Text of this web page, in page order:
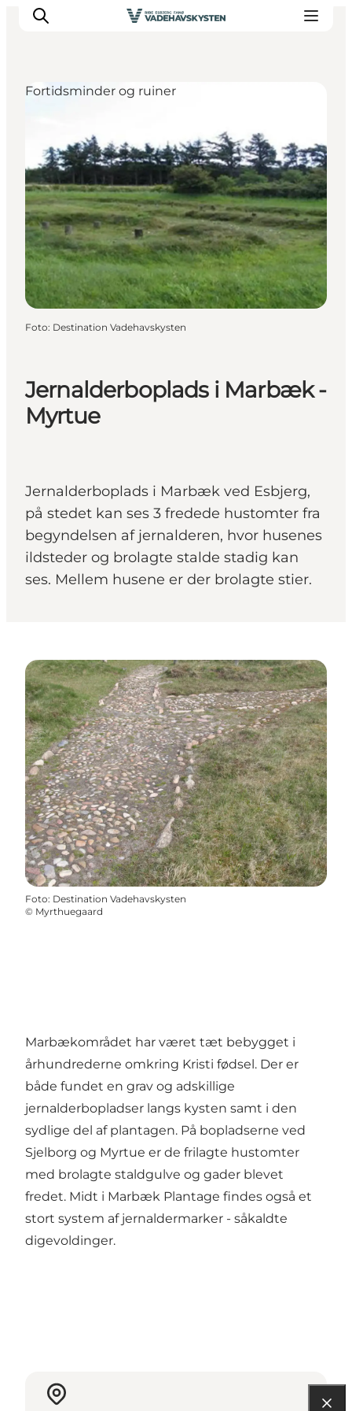
Oplev Ribe
Oplev Esbjerg
Oplev Fanø
Oplev Mandø
Oplev Vadehavet
Det Sker
Jernalderboplads i Marbæk -
Myrtue
Jernalderboplads i Marbæk ved Esbjerg,
på stedet kan ses 3 fredede hustomter fra
begyndelsen af jernalderen, hvor husenes
ildsteder og brolagte stalde stadig kan
ses. Mellem husene er der brolagte stier.
Fortidsminder og ruiner
Foto: Destination Vadehavskysten
Foto: Destination Vadehavskysten
© Myrthuegaard
Marbækområdet har været tæt bebygget i
århundrederne omkring Kristi fødsel. Der er
både fundet en grav og adskillige
jernalderbopladser langs kysten samt i den
sydlige del af plantagen. På bopladserne ved
Sjelborg og Myrtue er de frilagte hustomter
med brolagte staldgulve og gader blevet
fredet. Midt i Marbæk Plantage findes også et
stort system af jernaldermarker - såkaldte
digevoldinger.